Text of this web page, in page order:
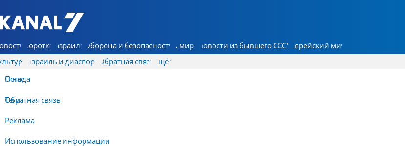
7 КАНАЛ - Аруц Шева
Коротко Израиль Оборона и безопасность В мире Новости из бывшего СССР Еврейский мир
Израиль и диаспора Обратная связь
О нас
Обратная связь
Реклама
Использование информации
Ещё
Погода
Теги